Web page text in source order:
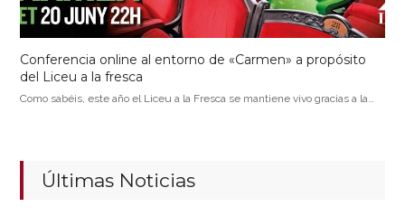
Conferencia online al entorno de «Carmen» a propósito
del Liceu a la fresca
Como sabéis, este año el Liceu a la Fresca se mantiene vivo gracias a la…
Últimas Noticias